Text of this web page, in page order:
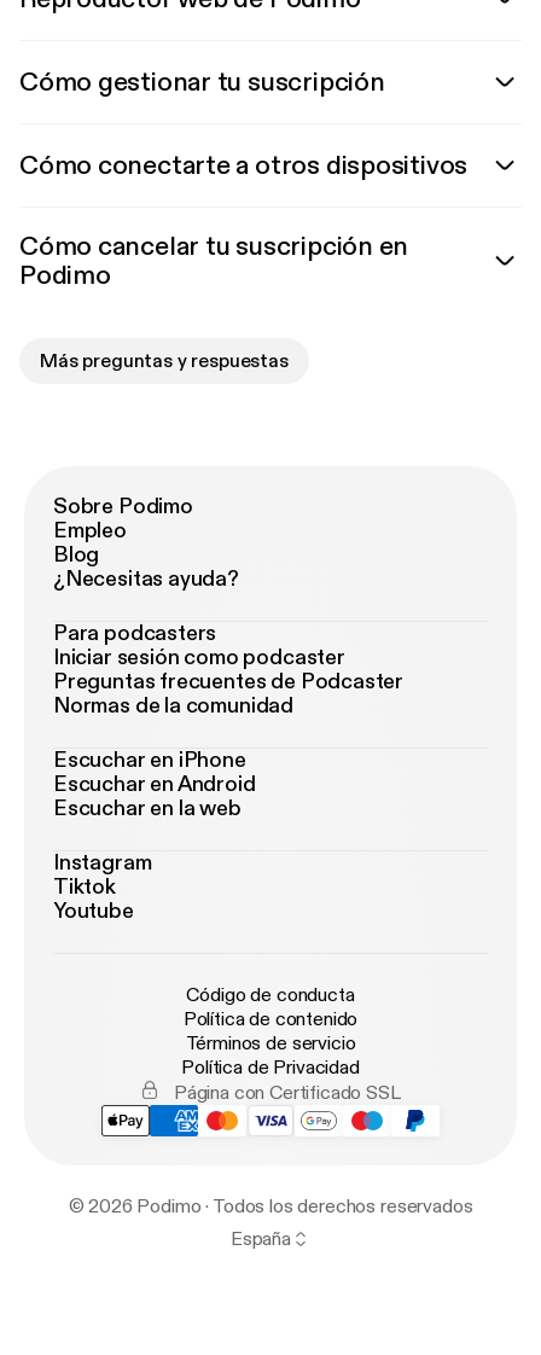
Cómo gestionar tu suscripción
Cómo conectarte a otros dispositivos
Cómo cancelar tu suscripción en
Podimo
Más preguntas y respuestas
Sobre Podimo
Empleo
Blog
¿Necesitas ayuda?
Para podcasters
Iniciar sesión como podcaster
Preguntas frecuentes de Podcaster
Normas de la comunidad
Escuchar en iPhone
Escuchar en Android
Escuchar en la web
Instagram
Tiktok
Youtube
Código de conducta
Política de contenido
Términos de servicio
Política de Privacidad
Página con Certificado SSL
© 2026 Podimo · Todos los derechos reservados
España